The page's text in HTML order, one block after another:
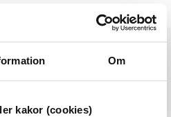
Om
kakor (cookies)
Exergi som använder
Även Eon har ett par tre
för sjövärme.